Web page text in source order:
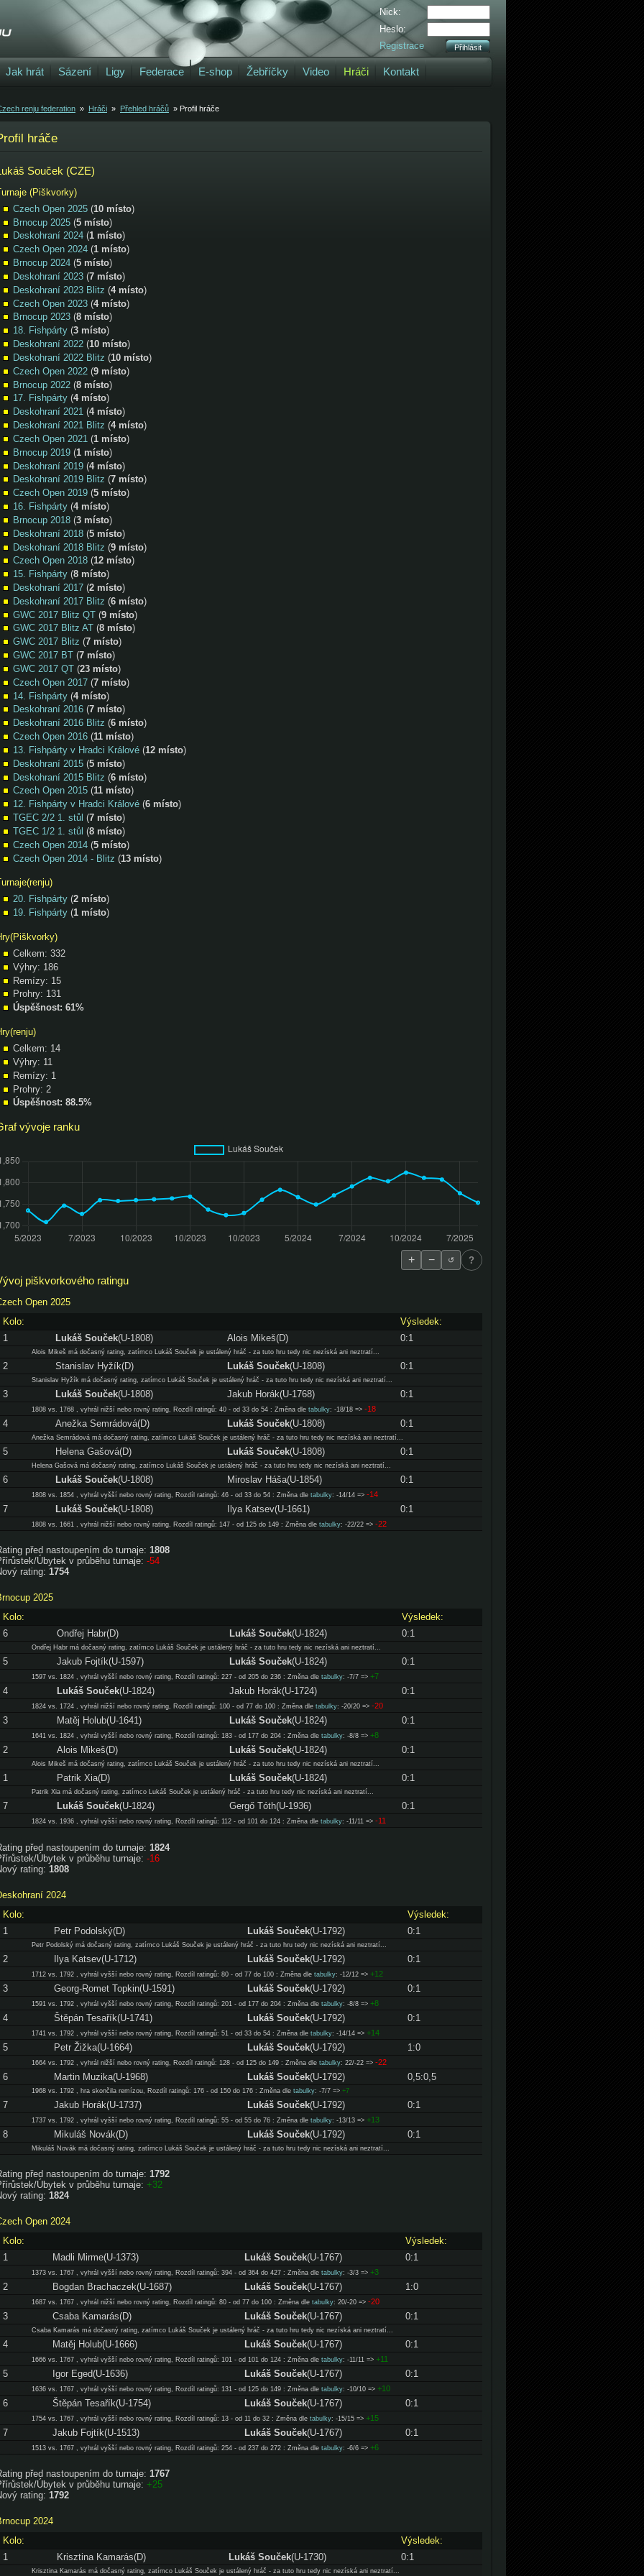
hráče
Souček (CZE)
(Piškvorky)
Czech Open 2025 (10 místo)
Brnocup 2025 (5 místo)
Deskohraní 2024 (1 místo)
Czech Open 2024 (1 místo)
Brnocup 2024 (5 místo)
Deskohraní 2023 (7 místo)
Deskohraní 2023 Blitz (4 místo)
Czech Open 2023 (4 místo)
Brnocup 2023 (8 místo)
18. Fishpárty (3 místo)
Deskohraní 2022 (10 místo)
Deskohraní 2022 Blitz (10 místo)
Czech Open 2022 (9 místo)
Brnocup 2022 (8 místo)
17. Fishpárty (4 místo)
Deskohraní 2021 (4 místo)
Deskohraní 2021 Blitz (4 místo)
Czech Open 2021 (1 místo)
Brnocup 2019 (1 místo)
Deskohraní 2019 (4 místo)
Deskohraní 2019 Blitz (7 místo)
Czech Open 2019 (5 místo)
16. Fishpárty (4 místo)
Brnocup 2018 (3 místo)
Deskohraní 2018 (5 místo)
Deskohraní 2018 Blitz (9 místo)
Czech Open 2018 (12 místo)
15. Fishpárty (8 místo)
Deskohraní 2017 (2 místo)
Deskohraní 2017 Blitz (6 místo)
GWC 2017 Blitz QT (9 místo)
GWC 2017 Blitz AT (8 místo)
GWC 2017 Blitz (7 místo)
GWC 2017 BT (7 místo)
GWC 2017 QT (23 místo)
Czech Open 2017 (7 místo)
14. Fishpárty (4 místo)
Deskohraní 2016 (7 místo)
Deskohraní 2016 Blitz (6 místo)
Czech Open 2016 (11 místo)
13. Fishpárty v Hradci Králové (12 místo)
Deskohraní 2015 (5 místo)
Deskohraní 2015 Blitz (6 místo)
Czech Open 2015 (11 místo)
12. Fishpárty v Hradci Králové (6 místo)
TGEC 2/2 1. stůl (7 místo)
TGEC 1/2 1. stůl (8 místo)
Czech Open 2014 (5 místo)
Czech Open 2014 - Blitz (13 místo)
20. Fishpárty (2 místo)
19. Fishpárty (1 místo)
Celkem: 332
Výhry: 186
Remízy: 15
Prohry: 131
Úspěšnost: 61%
Celkem: 14
Výhry: 11
Remízy: 1
Prohry: 2
Úspěšnost: 88.5%
vývoje ranku
+ − ↺ ?
piškvorkového ratingu
Open 2025
Kolo:
Výsledek:
1
Lukáš Souček(U-1808) Alois Mikeš(D) 0:1
Alois Mikeš má dočasný rating, zatímco Lukáš Souček je ustálený hráč - za tuto hru tedy nic nezíská ani neztratí...
2 Stanislav Hyžík(D) Lukáš Souček(U-1808) 0:1
Stanislav Hyžík má dočasný rating, zatímco Lukáš Souček je ustálený hráč - za tuto hru tedy nic nezíská ani neztratí...
3 Lukáš Souček(U-1808) Jakub Horák(U-1768) 0:1
1808 vs. 1768 , vyhrál nižší nebo rovný rating, Rozdíl ratingů: 40 - od 33 do 54 : Změna dle tabulky: -18/18 => -18
4 Anežka Semrádová(D) Lukáš Souček(U-1808) 0:1
Anežka Semrádová má dočasný rating, zatímco Lukáš Souček je ustálený hráč - za tuto hru tedy nic nezíská ani neztratí...
5 Helena Gašová(D) Lukáš Souček(U-1808) 0:1
Helena Gašová má dočasný rating, zatímco Lukáš Souček je ustálený hráč - za tuto hru tedy nic nezíská ani neztratí...
6 Lukáš Souček(U-1808) Miroslav Háša(U-1854) 0:1
1808 vs. 1854 , vyhrál vyšší nebo rovný rating, Rozdíl ratingů: 46 - od 33 do 54 : Změna dle tabulky: -14/14 => -14
7 Lukáš Souček(U-1808) Ilya Katsev(U-1661) 0:1
1808 vs. 1661 , vyhrál nižší nebo rovný rating, Rozdíl ratingů: 147 - od 125 do 149 : Změna dle tabulky: -22/22 => -22
před nastoupením do turnaje: 1808
Úbytek v průběhu turnaje: -54
rating: 1754
2025
Kolo:
Výsledek:
6
Ondřej Habr(D) Lukáš Souček(U-1824) 0:1
Ondřej Habr má dočasný rating, zatímco Lukáš Souček je ustálený hráč - za tuto hru tedy nic nezíská ani neztratí...
5 Jakub Fojtík(U-1597) Lukáš Souček(U-1824) 0:1
1597 vs. 1824 , vyhrál vyšší nebo rovný rating, Rozdíl ratingů: 227 - od 205 do 236 : Změna dle tabulky: -7/7 => +7
4 Lukáš Souček(U-1824) Jakub Horák(U-1724) 0:1
1824 vs. 1724 , vyhrál nižší nebo rovný rating, Rozdíl ratingů: 100 - od 77 do 100 : Změna dle tabulky: -20/20 => -20
3 Matěj Holub(U-1641) Lukáš Souček(U-1824) 0:1
1641 vs. 1824 , vyhrál vyšší nebo rovný rating, Rozdíl ratingů: 183 - od 177 do 204 : Změna dle tabulky: -8/8 => +8
2 Alois Mikeš(D) Lukáš Souček(U-1824) 0:1
Alois Mikeš má dočasný rating, zatímco Lukáš Souček je ustálený hráč - za tuto hru tedy nic nezíská ani neztratí...
1 Patrik Xia(D) Lukáš Souček(U-1824) 0:1
Patrik Xia má dočasný rating, zatímco Lukáš Souček je ustálený hráč - za tuto hru tedy nic nezíská ani neztratí...
7 Lukáš Souček(U-1824) Gergő Tóth(U-1936) 0:1
1824 vs. 1936 , vyhrál vyšší nebo rovný rating, Rozdíl ratingů: 112 - od 101 do 124 : Změna dle tabulky: -11/11 => -11
před nastoupením do turnaje: 1824
Úbytek v průběhu turnaje: -16
rating: 1808
2024
Kolo:
Výsledek:
1
Petr Podolský(D) Lukáš Souček(U-1792) 0:1
Petr Podolský má dočasný rating, zatímco Lukáš Souček je ustálený hráč - za tuto hru tedy nic nezíská ani neztratí...
2 Ilya Katsev(U-1712) Lukáš Souček(U-1792) 0:1
1712 vs. 1792 , vyhrál vyšší nebo rovný rating, Rozdíl ratingů: 80 - od 77 do 100 : Změna dle tabulky: -12/12 => +12
3 Georg-Romet Topkin(U-1591) Lukáš Souček(U-1792) 0:1
1591 vs. 1792 , vyhrál vyšší nebo rovný rating, Rozdíl ratingů: 201 - od 177 do 204 : Změna dle tabulky: -8/8 => +8
4 Štěpán Tesařík(U-1741) Lukáš Souček(U-1792) 0:1
1741 vs. 1792 , vyhrál vyšší nebo rovný rating, Rozdíl ratingů: 51 - od 33 do 54 : Změna dle tabulky: -14/14 => +14
5 Petr Žižka(U-1664) Lukáš Souček(U-1792) 1:0
1664 vs. 1792 , vyhrál nižší nebo rovný rating, Rozdíl ratingů: 128 - od 125 do 149 : Změna dle tabulky: 22/-22 => -22
6 Martin Muzika(U-1968) Lukáš Souček(U-1792) 0,5:0,5
1968 vs. 1792 , hra skončila remízou, Rozdíl ratingů: 176 - od 150 do 176 : Změna dle tabulky: -7/7 => +7
7 Jakub Horák(U-1737) Lukáš Souček(U-1792) 0:1
1737 vs. 1792 , vyhrál vyšší nebo rovný rating, Rozdíl ratingů: 55 - od 55 do 76 : Změna dle tabulky: -13/13 => +13
8 Mikuláš Novák(D) Lukáš Souček(U-1792) 0:1
Mikuláš Novák má dočasný rating, zatímco Lukáš Souček je ustálený hráč - za tuto hru tedy nic nezíská ani neztratí...
před nastoupením do turnaje: 1792
Úbytek v průběhu turnaje: +32
rating: 1824
Open 2024
Kolo:
Výsledek:
1
Madli Mirme(U-1373) Lukáš Souček(U-1767) 0:1
1373 vs. 1767 , vyhrál vyšší nebo rovný rating, Rozdíl ratingů: 394 - od 364 do 427 : Změna dle tabulky: -3/3 => +3
2 Bogdan Brachaczek(U-1687) Lukáš Souček(U-1767) 1:0
1687 vs. 1767 , vyhrál nižší nebo rovný rating, Rozdíl ratingů: 80 - od 77 do 100 : Změna dle tabulky: 20/-20 => -20
3 Csaba Kamarás(D) Lukáš Souček(U-1767) 0:1
Csaba Kamarás má dočasný rating, zatímco Lukáš Souček je ustálený hráč - za tuto hru tedy nic nezíská ani neztratí...
4 Matěj Holub(U-1666) Lukáš Souček(U-1767) 0:1
1666 vs. 1767 , vyhrál vyšší nebo rovný rating, Rozdíl ratingů: 101 - od 101 do 124 : Změna dle tabulky: -11/11 => +11
5 Igor Eged(U-1636) Lukáš Souček(U-1767) 0:1
1636 vs. 1767 , vyhrál vyšší nebo rovný rating, Rozdíl ratingů: 131 - od 125 do 149 : Změna dle tabulky: -10/10 => +10
6 Štěpán Tesařík(U-1754) Lukáš Souček(U-1767) 0:1
1754 vs. 1767 , vyhrál vyšší nebo rovný rating, Rozdíl ratingů: 13 - od 11 do 32 : Změna dle tabulky: -15/15 => +15
7 Jakub Fojtík(U-1513) Lukáš Souček(U-1767) 0:1
1513 vs. 1767 , vyhrál vyšší nebo rovný rating, Rozdíl ratingů: 254 - od 237 do 272 : Změna dle tabulky: -6/6 => +6
před nastoupením do turnaje: 1767
Úbytek v průběhu turnaje: +25
rating: 1792
2024
Kolo:
Výsledek:
1
Krisztina Kamarás(D) Lukáš Souček(U-1730) 0:1
Krisztina Kamarás má dočasný rating, zatímco Lukáš Souček je ustálený hráč - za tuto hru tedy nic nezíská ani neztratí...
renju federation » Hráči » Přehled hráčů » Profil hráče
Jak hrát Sázení Ligy Federace E-shop Žebříčky Video Hráči Kontakt
Nick:
Heslo:
Registrace